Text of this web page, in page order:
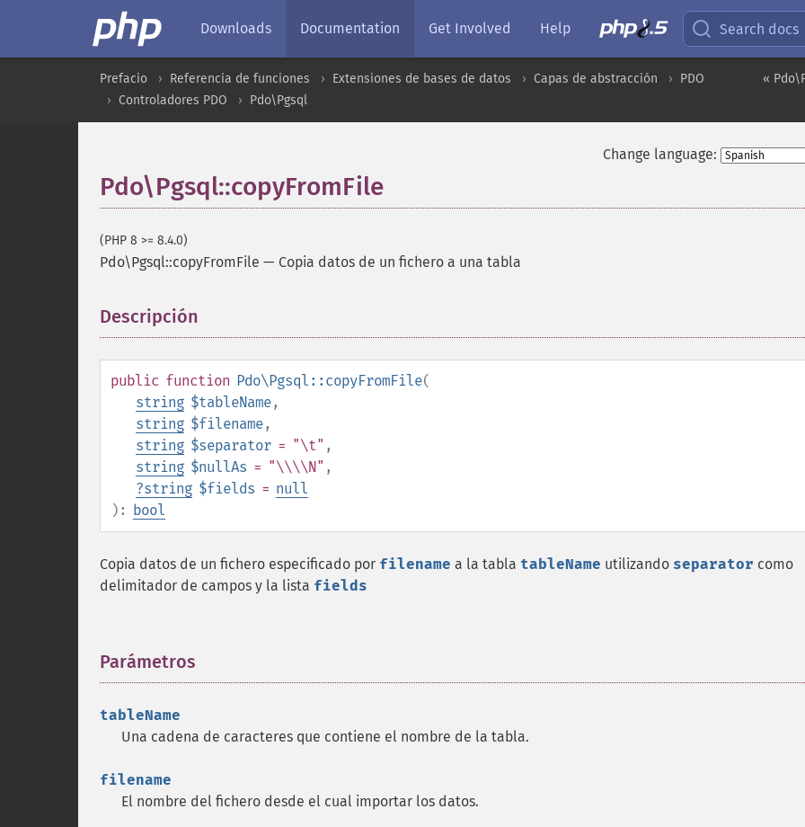
Downloads Documentation Get Involved Help Search docs
«
Prefacio Referencia de funciones Extensiones de bases de datos Capas de abstracción
PDO
Controladores PDO
Pdo\Pgsql
Change language:
Pdo\Pgsql::copyFromFile
(PHP 8 >= 8.4.0)
Pdo\Pgsql::copyFromFile — Copia datos de un fichero a una tabla
Descripción
public function Pdo\Pgsql::copyFromFile(
string $tableName,
string $filename,
string $separator = "\t" ,
string $nullAs = "\\\\N" ,
?string $fields = null
): bool
Copia datos de un fichero especificado por filename a la tabla tableName utilizando separator como
delimitador de campos y la lista fields
Parámetros
tableName
Una cadena de caracteres que contiene el nombre de la tabla.
filename
El nombre del fichero desde el cual importar los datos.